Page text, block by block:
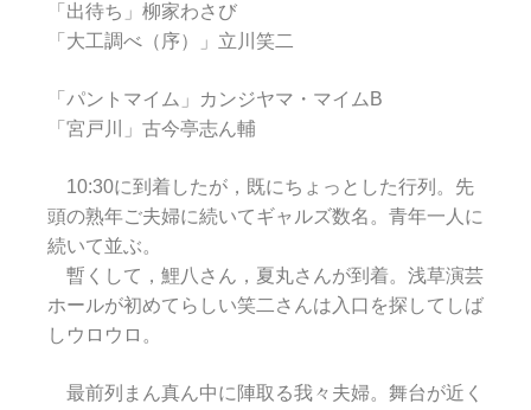
「出待ち」柳家わさび
「大工調べ（序）」立川笑二
「パントマイム」カンジヤマ・マイムB
「宮戸川」古今亭志ん輔
10:30に到着したが，既にちょっとした行列。先
頭の熟年ご夫婦に続いてギャルズ数名。青年一人に
続いて並ぶ。
暫くして，鯉八さん，夏丸さんが到着。浅草演芸
ホールが初めてらしい笑二さんは入口を探してしば
しウロウロ。
最前列まん真ん中に陣取る我々夫婦。舞台が近く